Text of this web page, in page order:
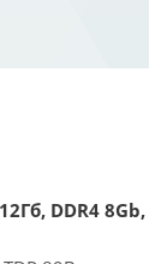
DDR4 8Gb,